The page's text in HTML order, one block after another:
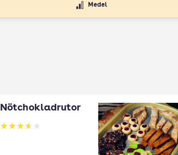
Medel
Nötchokladrutor
Betyg: 3.65 av 5